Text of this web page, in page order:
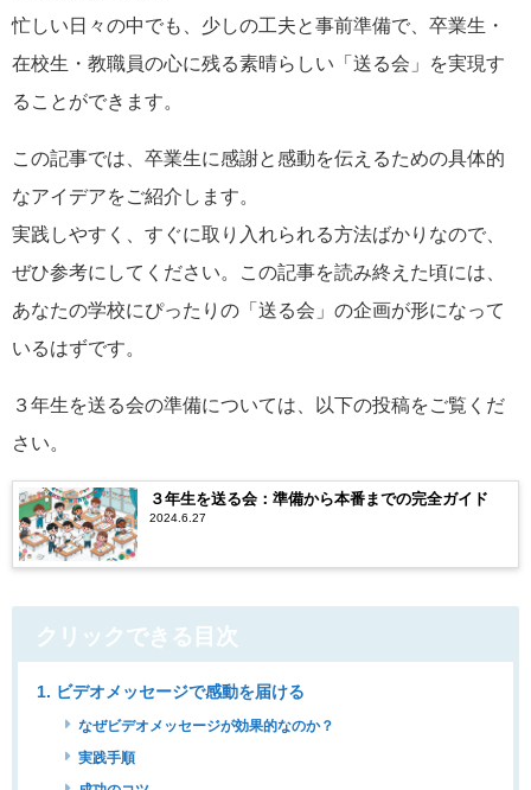
忙しい日々の中でも、少しの工夫と事前準備で、卒業生・
在校生・教職員の心に残る素晴らしい「送る会」を実現す
ることができます。
この記事では、卒業生に感謝と感動を伝えるための具体的
なアイデアをご紹介します。
実践しやすく、すぐに取り入れられる方法ばかりなので、
ぜひ参考にしてください。この記事を読み終えた頃には、
あなたの学校にぴったりの「送る会」の企画が形になって
いるはずです。
３年生を送る会の準備については、以下の投稿をご覧くだ
さい。
３年生を送る会：準備から本番までの完全ガイド
2024.6.27
クリックできる目次
1. ビデオメッセージで感動を届ける
なぜビデオメッセージが効果的なのか？
実践手順